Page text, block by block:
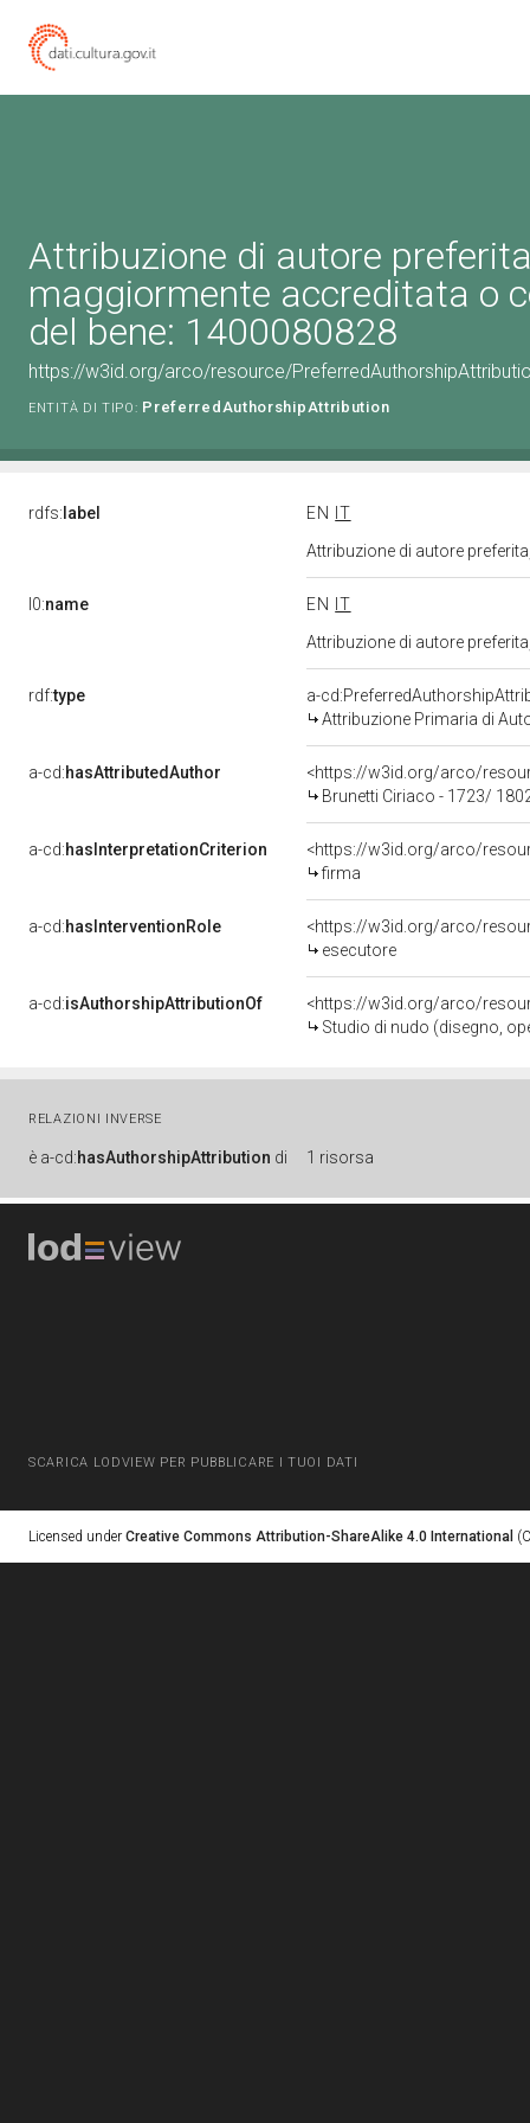
Attribuzione di autore
maggiormente accreditata o
del bene: 1400080828
https://w3id.org/arco/resource/
ENTITÀ DI TIPO: PreferredAuthorshipAttribution
rdfs: label EN
IT
Attribuzione di autore
l0:name EN
IT
Attribuzione di autore
rdf:type
a-
Attribuzione Primaria di
a-cd:hasAttributedAuthor
<https://w3id.org/arco/
Brunetti Ciriaco - 1723/
a-cd:hasInterpretationCriterion
<https://w3id.org/arco/
firma
a-cd:hasInterventionRole
<https://w3id.org/arco/
esecutore
a-cd:isAuthorshipAttributionOf
<https://w3id.org/arco/
Studio di nudo (disegno,
RELAZIONI INVERSE
è a-cd:hasAuthorshipAttribution di 1 risorsa
SCARICA LODVIEW PER PUBBLICARE I TUOI DATI
Licensed under Creative Commons Attribution-ShareAlike 4.0 International